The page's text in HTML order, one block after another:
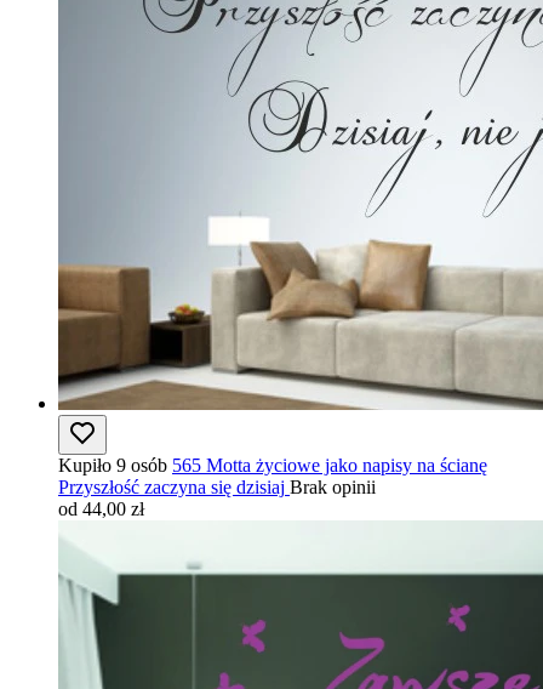
Kupiło 9 osób 565 Motta życiowe jako napisy na ścianę
Przyszłość zaczyna się dzisiaj Brak opinii
od 44,00 zł